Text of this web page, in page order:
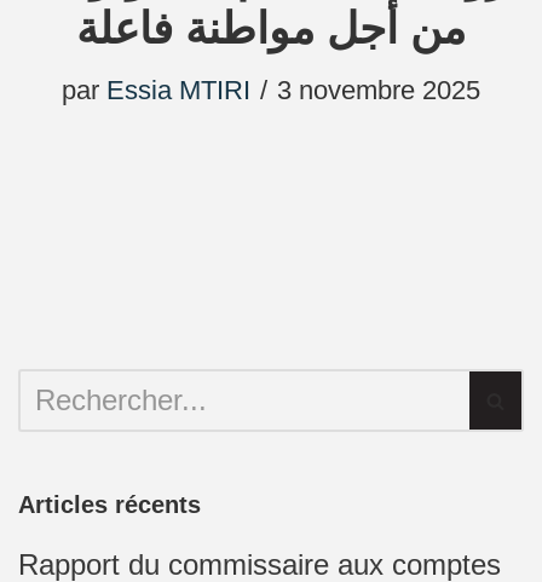
من أجل مواطنة فاعلة
par Essia MTIRI 3 novembre 2025
Articles récents
Rapport du commissaire aux comptes